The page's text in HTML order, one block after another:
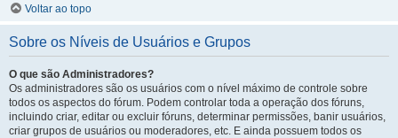
Voltar ao topo
Sobre os Níveis de Usuários e Grupos
O que são Administradores?
Os administradores são os usuários com o nível máximo de controle sobre
todos os aspectos do fórum. Podem controlar toda a operação dos fóruns,
incluindo criar, editar ou excluir fóruns, determinar permissões, banir usuários,
criar grupos de usuários ou moderadores, etc. E ainda possuem todos os